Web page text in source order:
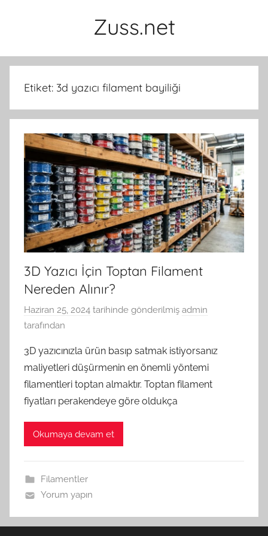
Zuss.net
Etiket: 3d yazıcı filament bayiliği
3D Yazıcı İçin Toptan Filament
Nereden Alınır?
Haziran 25, 2024 tarihinde gönderilmiş admin
tarafından
3D yazıcınızla ürün basıp satmak istiyorsanız
maliyetleri düşürmenin en önemli yöntemi
filamentleri toptan almaktır. Toptan filament
fiyatları perakendeye göre oldukça
Okumaya devam et
Filamentler
Yorum yapın